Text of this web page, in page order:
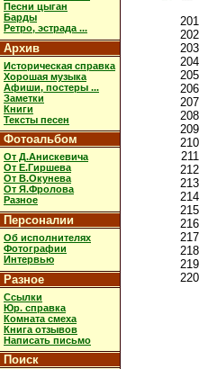
Песни цыган
Барды
Ретро, эстрада ...
Архив
Историческая справка
Хорошая музыка
Афиши, постеры ...
Заметки
Книги
Тексты песен
Фотоальбом
От Д.Анискевича
От Е.Гиршева
От В.Окунева
От Я.Фролова
Разное
Персоналии
Об исполнителях
Фотографии
Интервью
Разное
Ссылки
Юр. справка
Комната смеха
Книга отзывов
Написать письмо
Поиск